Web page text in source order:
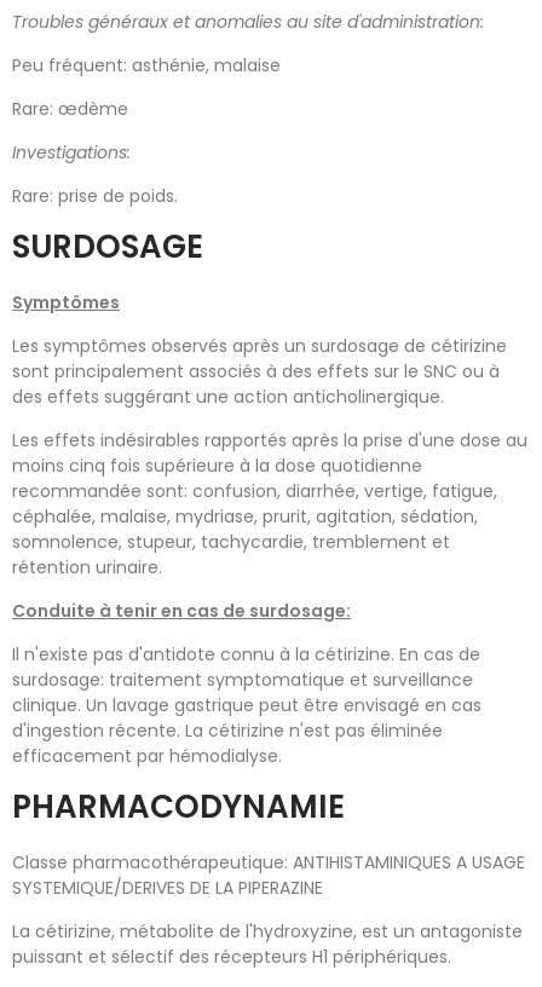
Troubles généraux et anomalies au site d'administration:
Peu fréquent: asthénie, malaise
Rare: œdème
Investigations:
Rare: prise de poids.
SURDOSAGE
Symptômes
Les symptômes observés après un surdosage de cétirizine
sont principalement associés à des effets sur le SNC ou à
des effets suggérant une action anticholinergique.
Les effets indésirables rapportés après la prise d'une dose au
moins cinq fois supérieure à la dose quotidienne
recommandée sont: confusion, diarrhée, vertige, fatigue,
céphalée, malaise, mydriase, prurit, agitation, sédation,
somnolence, stupeur, tachycardie, tremblement et
rétention urinaire.
Conduite à tenir en cas de surdosage:
Il n'existe pas d'antidote connu à la cétirizine. En cas de
surdosage: traitement symptomatique et surveillance
clinique. Un lavage gastrique peut être envisagé en cas
d'ingestion récente. La cétirizine n'est pas éliminée
efficacement par hémodialyse.
PHARMACODYNAMIE
Classe pharmacothérapeutique: ANTIHISTAMINIQUES A USAGE
SYSTEMIQUE/DERIVES DE LA PIPERAZINE
La cétirizine, métabolite de l'hydroxyzine, est un antagoniste
puissant et sélectif des récepteurs H1 périphériques.